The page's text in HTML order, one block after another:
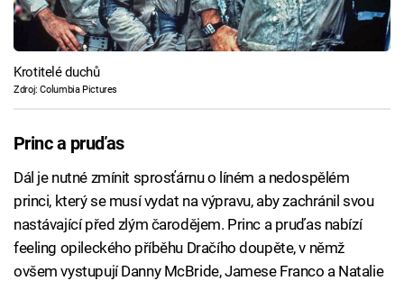
Krotitelé duchů
Zdroj: Columbia Pictures
Princ a pruďas
Dál je nutné zmínit sprosťárnu o líném a nedospělém
princi, který se musí vydat na výpravu, aby zachránil svou
nastávající před zlým čarodějem. Princ a pruďas nabízí
feeling opileckého příběhu Dračího doupěte, v němž
ovšem vystupují Danny McBride, Jamese Franco a Natalie